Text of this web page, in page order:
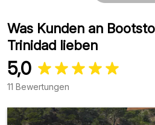
Was Kunden an
Trinidad lieben
5,0
11 Bewertungen